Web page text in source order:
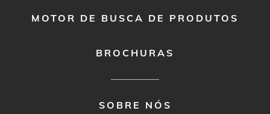
MOTOR DE BUSCA DE PRODUTOS
BROCHURAS
SOBRE NÓS